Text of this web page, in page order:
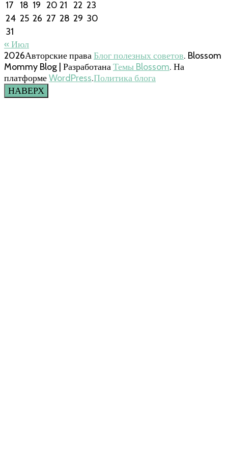
17 18 19 20 21 22 23
24 25 26 27 28 29 30
31
« Июл
2026Авторские праваБлог полезных советов. Blossom
Mommy Blog | РазработанаТемы Blossom. На
платформеWordPress.Политика блога
НАВЕРХ